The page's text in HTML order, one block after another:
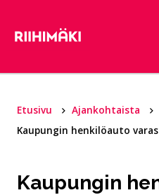
Etusivu Ajankohtaista
Kaupungin henkilöauto
Kaupungin